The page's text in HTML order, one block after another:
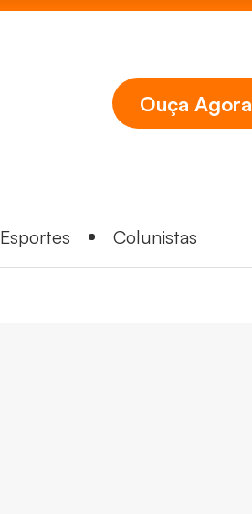
Ouça Agora
Esportes Colunistas